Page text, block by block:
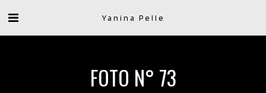
Yanina Pelle
FOTO N° 73